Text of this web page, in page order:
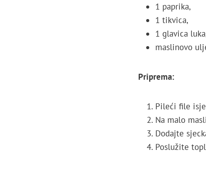
1 paprika,
1 tikvica,
1 glavica
maslinovo
Priprema:
Pileći file
Na malo
Dodajte
Poslužite